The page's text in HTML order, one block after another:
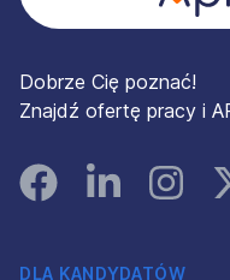
Dobrze Cię poznać!
Znajdź ofertę pracy i
FacebookLinked In
DLA KANDYDATÓW